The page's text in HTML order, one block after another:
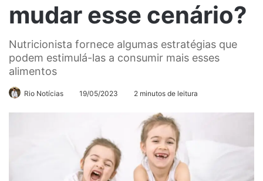
mudar esse cenário?
Nutricionista fornece algumas estratégias que
podem estimulá-las a consumir mais esses
alimentos
Rio Notícias 19/05/2023 2 minutos de leitura